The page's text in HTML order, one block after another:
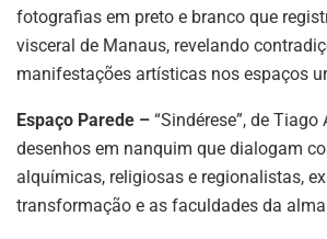
fotografias em preto e branco que
visceral de Manaus, revelando
manifestações artísticas nos espaços
Espaço Parede – “Sindérese”, de
desenhos em nanquim que dialogam
alquímicas, religiosas e regionalistas,
transformação e as faculdades da